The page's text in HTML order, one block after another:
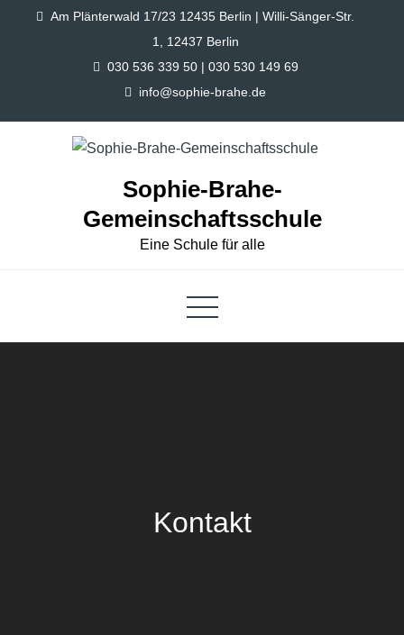
Am Plänterwald 17/23 12435 Berlin | Willi-Sänger-Str.
1, 12437 Berlin
030 536 339 50 | 030 530 149 69
info@sophie-brahe.de
Sophie-Brahe-
Gemeinschaftsschule
Eine Schule für alle
Kontakt